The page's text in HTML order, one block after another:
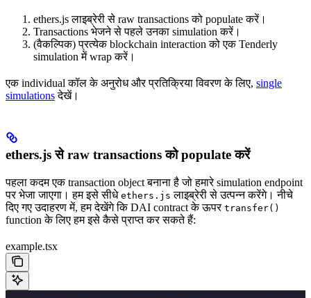
ethers.js लाइब्रेरी से raw transactions को populate करें।
Transactions भेजने से पहले उनका simulation करें।
(वैकल्पिक) प्रत्येक blockchain interaction को एक Tenderly
simulation में wrap करें।
एक individual कॉल के अनुरोध और प्रतिक्रिया विवरण के लिए, single
simulationsदेखें।
ethers.js से raw transactions को populate करें
पहला कदम एक transaction object बनाना है जो हमारे simulation endpoint
पर भेजा जाएगा। हम इसे सीधे ethers.js लाइब्रेरी से उत्पन्न करेंगे। नीचे
दिए गए उदाहरण में, हम देखेंगे कि DAI contract के ऊपर transfer()
function के लिए हम इसे कैसे प्राप्त कर सकते हैं:
example.tsx